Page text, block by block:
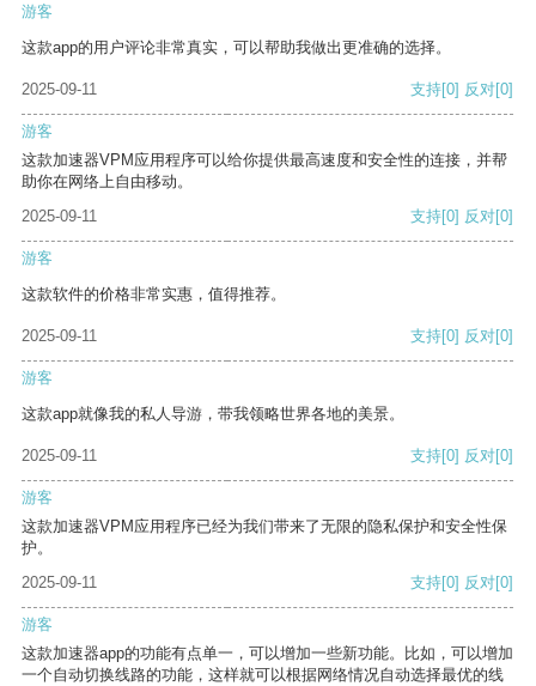
游客
这款app的用户评论非常真实，可以帮助我做出更准确的选择。
2025-09-11 支持[0] 反对[0]
游客
这款加速器VPM应用程序可以给你提供最高速度和安全性的连接，并帮
助你在网络上自由移动。
2025-09-11
支持[0] 反对[0]
游客
这款软件的价格非常实惠，值得推荐。
2025-09-11 支持[0] 反对[0]
游客
这款app就像我的私人导游，带我领略世界各地的美景。
2025-09-11 支持[0] 反对[0]
游客
这款加速器VPM应用程序已经为我们带来了无限的隐私保护和安全性保
护。
2025-09-11
支持[0] 反对[0]
游客
这款加速器app的功能有点单一，可以增加一些新功能。比如，可以增加
一个自动切换线路的功能，这样就可以根据网络情况自动选择最优的线